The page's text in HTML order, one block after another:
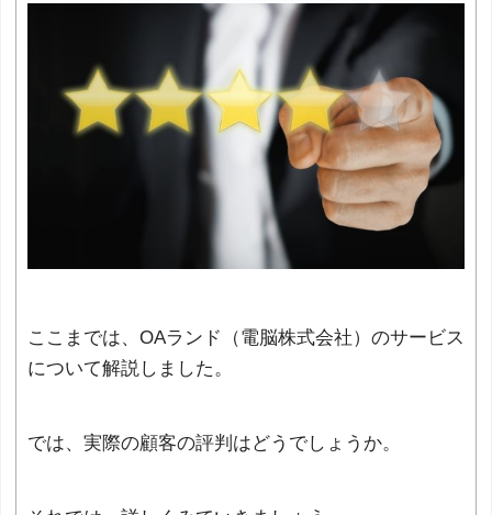
ここまでは、OAランド（電脳株式会社）のサービス
について解説しました。
では、実際の顧客の評判はどうでしょうか。